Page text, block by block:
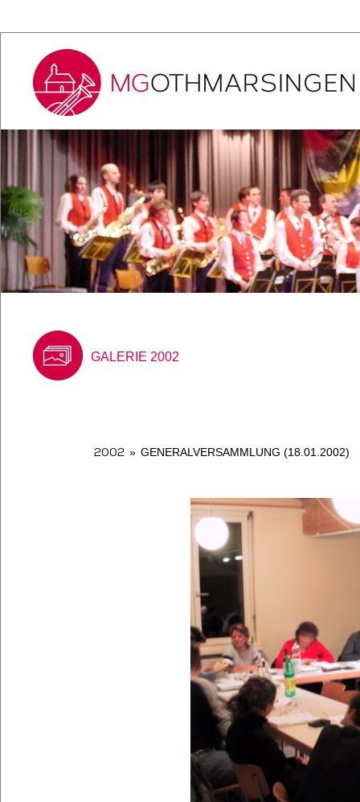
GALERIE 2002
2002 » GENERALVERSAMMLUNG (18.01.2002)